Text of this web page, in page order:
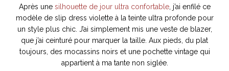
Après une silhouette de jour ultra confortable, j’ai enfilé ce
modèle de slip dress violette à la teinte ultra profonde pour
un style plus chic. J’ai simplement mis une veste de blazer,
que j’ai ceinturé pour marquer la taille. Aux pieds, du plat
toujours, des mocassins noirs et une pochette vintage qui
appartient à ma tante non siglée.